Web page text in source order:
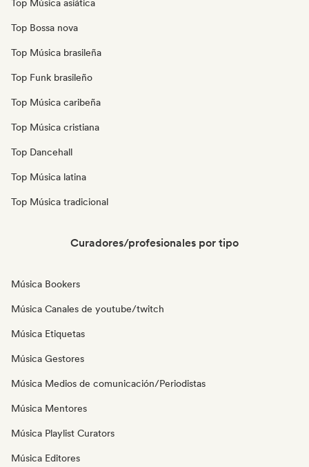
Top Música asiática
Top Bossa nova
Top Música brasileña
Top Funk brasileño
Top Música caribeña
Top Música cristiana
Top Dancehall
Top Música latina
Top Música tradicional
Curadores/profesionales por tipo
Música Bookers
Música Canales de youtube/twitch
Música Etiquetas
Música Gestores
Música Medios de comunicación/Periodistas
Música Mentores
Música Playlist Curators
Música Editores